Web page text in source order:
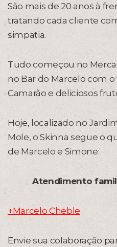
São mais de 20 anos à
tratando cada cliente
simpatia.
Tudo começou no
no Bar do Marcelo com
Camarão e deliciosos
Hoje, localizado no
Mole, o Skinna segue o
de Marcelo e Simone:
Atendimento
+Marcelo Cheble
Envie sua colaboração